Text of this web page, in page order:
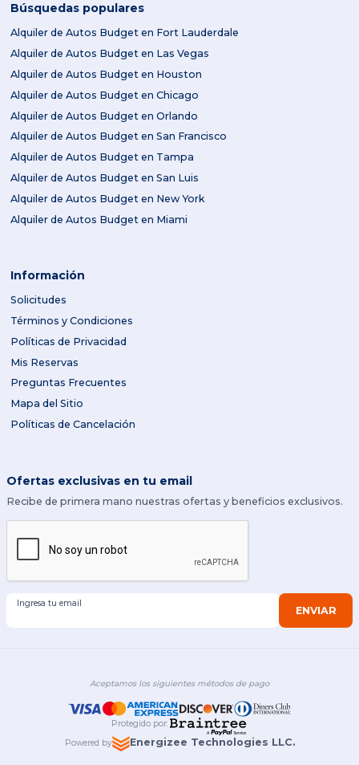
Búsquedas populares
Alquiler de Autos Budget en Fort Lauderdale
Alquiler de Autos Budget en Las Vegas
Alquiler de Autos Budget en Houston
Alquiler de Autos Budget en Chicago
Alquiler de Autos Budget en Orlando
Alquiler de Autos Budget en San Francisco
Alquiler de Autos Budget en Tampa
Alquiler de Autos Budget en San Luis
Alquiler de Autos Budget en New York
Alquiler de Autos Budget en Miami
Información
Solicitudes
Términos y Condiciones
Políticas de Privacidad
Mis Reservas
Preguntas Frecuentes
Mapa del Sitio
Políticas de Cancelación
Ofertas exclusivas en tu email
Recibe de primera mano nuestras ofertas y beneficios exclusivos.
Ingresa tu email
ENVIAR
Aceptamos los siguientes métodos de pago
Protegido por:
Powered by
Energizee Technologies LLC.